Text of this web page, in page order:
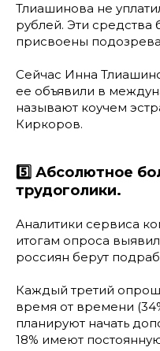
Тлиашинова не
рублей. Эти средства
присвоены
Сейчас Инна
ее объявили в
называют коучем
Киркоров.
5️⃣ Абсолютное
трудоголики.
Аналитики сервиса
итогам опроса
россиян берут
Каждый третий
время от времени
планируют начать
18% имеют